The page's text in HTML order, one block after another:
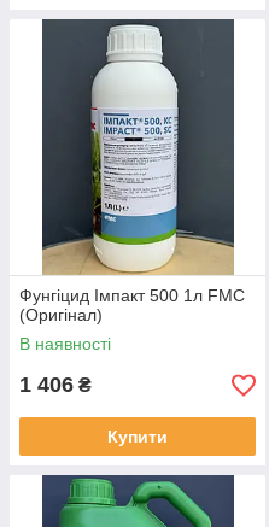
Фунгіцид Імпакт 500 1л FMC
(Оригінал)
В наявності
1 406 ₴
Купити